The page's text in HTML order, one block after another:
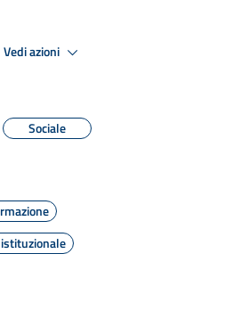
Vedi azioni
Sociale